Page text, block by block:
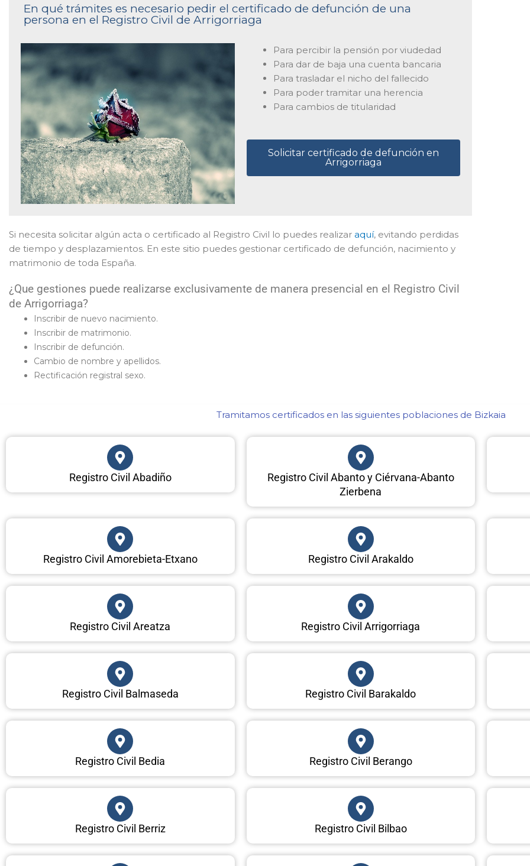
En qué trámites es necesario pedir el certificado de defunción de una
persona en el Registro Civil de Arrigorriaga
Para percibir la pensión por viudedad
Para dar de baja una cuenta bancaria
Para trasladar el nicho del fallecido
Para poder tramitar una herencia
Para cambios de titularidad
Solicitar certificado de defunción en
Arrigorriaga
Si necesita solicitar algún acta o certificado al Registro Civil lo puedes realizar aquí, evitando perdidas
de tiempo y desplazamientos. En este sitio puedes gestionar certificado de defunción, nacimiento y
matrimonio de toda España.
¿Que gestiones puede realizarse exclusivamente de manera presencial en el Registro Civil
de Arrigorriaga?
Inscribir de nuevo nacimiento.
Inscribir de matrimonio.
Inscribir de defunción.
Cambio de nombre y apellidos.
Rectificación registral sexo.
Tramitamos certificados en las siguientes poblaciones de Bizkaia​
Registro Civil Abadiño
Registro Civil Abanto y Ciérvana-Abanto
Zierbena
Registro Civil Amorebieta-Etxano Registro Civil Arakaldo
Registro Civil Areatza Registro Civil Arrigorriaga
Registro Civil Balmaseda Registro Civil Barakaldo
Registro Civil Bedia Registro Civil Berango
Registro Civil Berriz Registro Civil Bilbao